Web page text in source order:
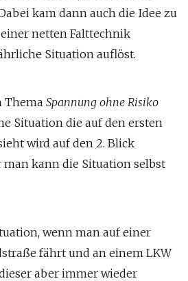
kam dann auch die Idee zu
netten Falttechnik
Situation auflöst.
Thema Spannung ohne Risiko
Situation die auf den ersten
wird auf den 2. Blick
kann die Situation selbst
wenn man auf einer
fährt und an einem LKW
aber immer wieder